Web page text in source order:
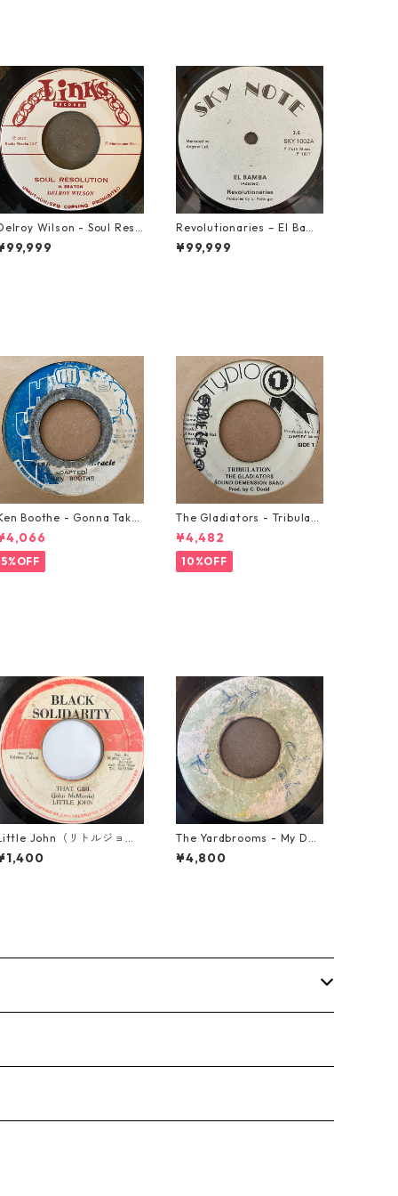
Wilson - Soul Reso
【7-21935】
Revolutionaries – El Bamb
a【7-21855】
¥99,999
Boothe - Gonna Take
Miracle【7-21362】
5%OFF
The Gladiators - Tribulati
on【7-21365】
¥4,482
10%OFF
John（リトルジョ
） - That Girl 【7-2004
5】
The Yardbrooms - My Des
ire【7-21922】
¥4,800